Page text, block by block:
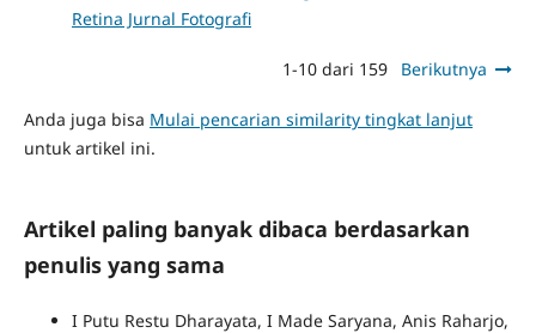
Retina Jurnal Fotografi
1-10 dari 159 Berikutnya
Anda juga bisa Mulai pencarian similarity tingkat lanjut
untuk artikel ini.
Artikel paling banyak dibaca berdasarkan
penulis yang sama
I Putu Restu Dharayata, I Made Saryana, Anis Raharjo,